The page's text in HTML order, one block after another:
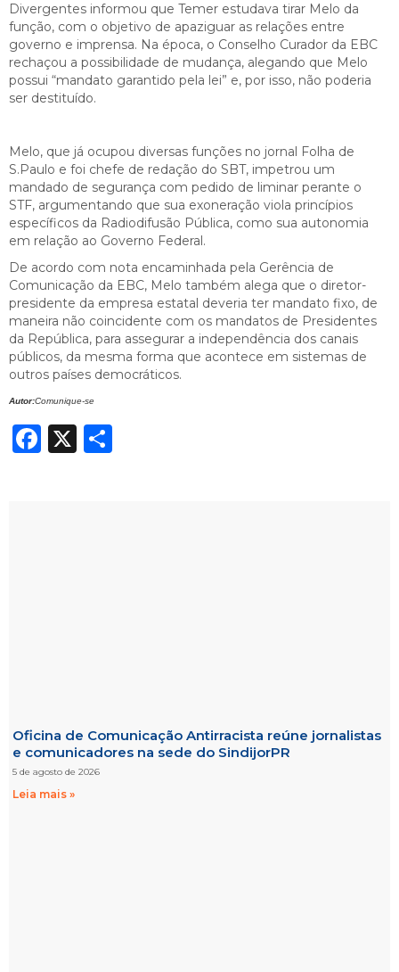
Divergentes informou que Temer estudava tirar Melo da
função, com o objetivo de apaziguar as relações entre
governo e imprensa. Na época, o Conselho Curador da EBC
rechaçou a possibilidade de mudança, alegando que Melo
possui “mandato garantido pela lei” e, por isso, não poderia
ser destituído.
Melo, que já ocupou diversas funções no jornal Folha de
S.Paulo e foi chefe de redação do SBT, impetrou um
mandado de segurança com pedido de liminar perante o
STF, argumentando que sua exoneração viola princípios
específicos da Radiodifusão Pública, como sua autonomia
em relação ao Governo Federal.
De acordo com nota encaminhada pela Gerência de
Comunicação da EBC, Melo também alega que o diretor-
presidente da empresa estatal deveria ter mandato fixo, de
maneira não coincidente com os mandatos de Presidentes
da República, para assegurar a independência dos canais
públicos, da mesma forma que acontece em sistemas de
outros países democráticos.
Autor:Comunique-se
Facebook
X
Oficina de Comunicação Antirracista reúne jornalistas
e comunicadores na sede do SindijorPR
5 de agosto de 2026
Leia mais »